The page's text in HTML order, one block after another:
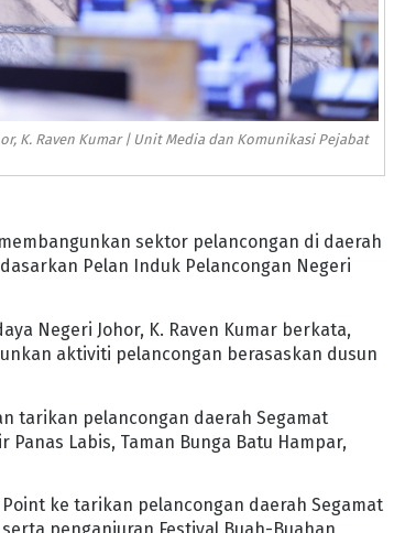
K. Raven Kumar | Unit Media dan Komunikasi Pejabat
sektor pelancongan di daerah
Pelan Induk Pelancongan Negeri
Negeri Johor, K. Raven Kumar berkata,
aktiviti pelancongan berasaskan dusun
tarikan pelancongan daerah Segamat
Labis, Taman Bunga Batu Hampar,
ke tarikan pelancongan daerah Segamat